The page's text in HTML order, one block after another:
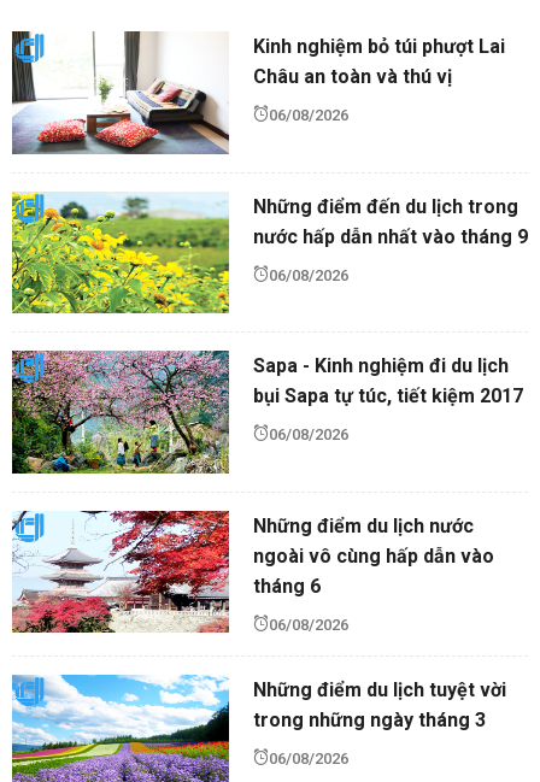
Kinh nghiệm bỏ túi phượt Lai
Châu an toàn và thú vị
06/08/2026
Những điểm đến du lịch trong
nước hấp dẫn nhất vào tháng 9
06/08/2026
Sapa - Kinh nghiệm đi du lịch
bụi Sapa tự túc, tiết kiệm 2017
06/08/2026
Những điểm du lịch nước
ngoài vô cùng hấp dẫn vào
tháng 6
06/08/2026
Những điểm du lịch tuyệt vời
trong những ngày tháng 3
06/08/2026